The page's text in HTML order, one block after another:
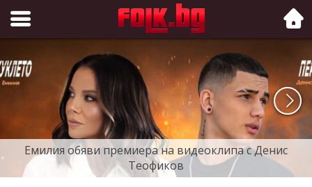
Folk.bg
Емилия обяви премиера на видеоклипа с Денис
Теофиков